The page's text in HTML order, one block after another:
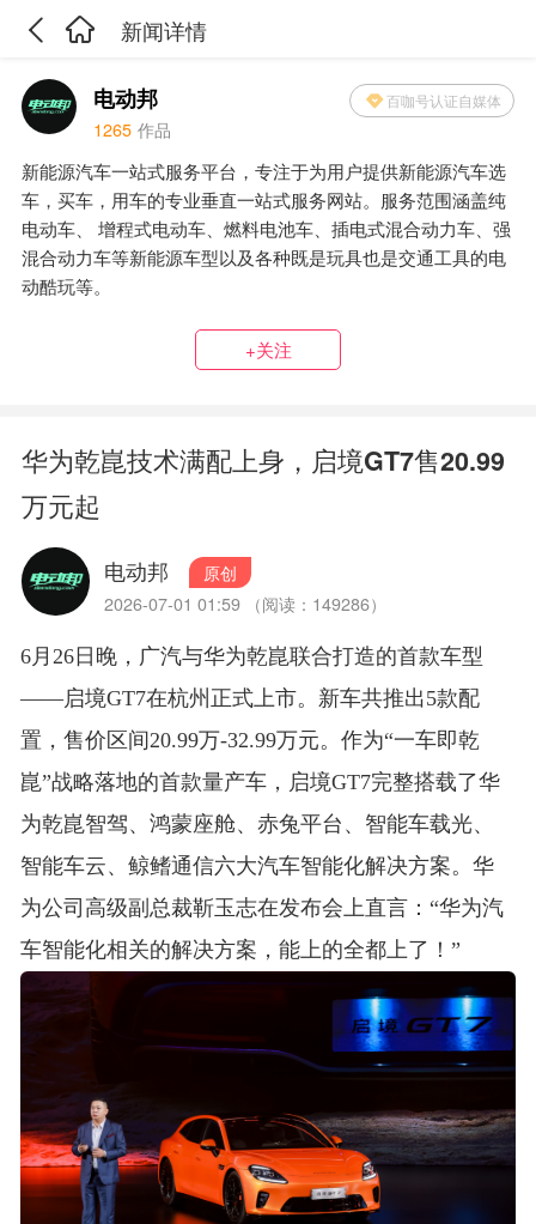
新闻详情
电动邦 百咖号认证自媒体
1265 作品
新能源汽车一站式服务平台，专注于为用户提供新能源汽车选
车，买车，用车的专业垂直一站式服务网站。服务范围涵盖纯
电动车、 增程式电动车、燃料电池车、插电式混合动力车、强
混合动力车等新能源车型以及各种既是玩具也是交通工具的电
动酷玩等。
+关注
华为乾崑技术满配上身，启境GT7售20.99
万元起
电动邦
原创
2026-07-01 01:59 （阅读：149286）
6月26日晚，广汽与华为乾崑联合打造的首款车型
——启境GT7在杭州正式上市。新车共推出5款配
置，售价区间20.99万-32.99万元。作为“一车即乾
崑”战略落地的首款量产车，启境GT7完整搭载了华
为乾崑智驾、鸿蒙座舱、赤兔平台、智能车载光、
智能车云、鲸鳍通信六大汽车智能化解决方案。华
为公司高级副总裁靳玉志在发布会上直言：“华为汽
车智能化相关的解决方案，能上的全都上了！”